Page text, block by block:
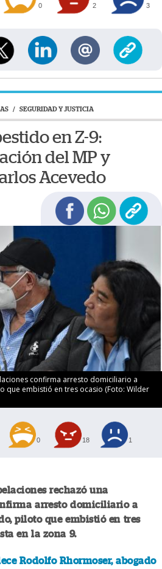
0 2 3
/ SEGURIDAD Y JUSTICIA
en Z-9:
del MP y
Acevedo
confirma arresto domiciliario a
que embistió en tres ocasio (Foto: Wilder
0 18 1
rechazó una
arresto domiciliario a
piloto que embistió en tres
en la zona 9.
Rodolfo Rhormoser, abogado